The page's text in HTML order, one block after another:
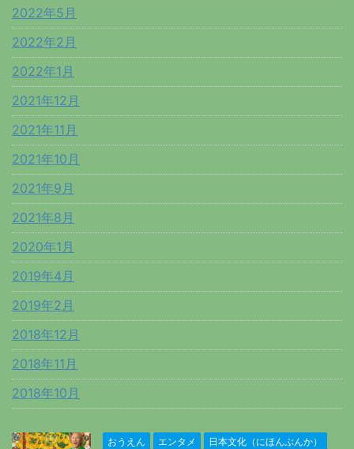
2022年5月
2022年2月
2022年1月
2021年12月
2021年11月
2021年10月
2021年9月
2021年8月
2020年1月
2019年4月
2019年2月
2018年12月
2018年11月
2018年10月
おうえん エンタメ
日本文化（にほんぶんか）